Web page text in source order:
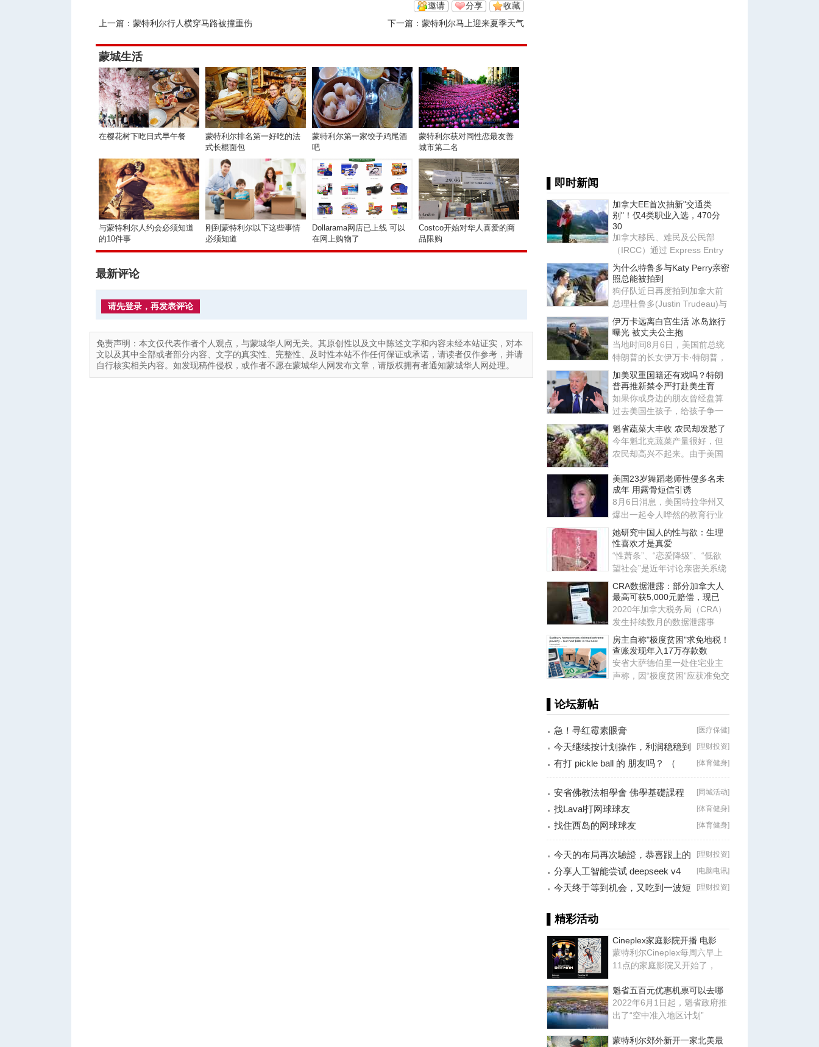
收藏
分享
邀请
上一篇： 蒙特利尔行人横穿马路被撞重伤 下一篇： 蒙特利尔马上迎来夏季天气
蒙城生活
在樱花树下吃日式早午餐
蒙特利尔排名第一好吃的法
式长棍面包
蒙特利尔第一家饺子鸡尾酒
吧
蒙特利尔获对同性恋最友善
城市第二名
与蒙特利尔人约会必须知道
的10件事
刚到蒙特利尔以下这些事情
必须知道
Dollarama网店已上线 可以
在网上购物了
Costco开始对华人喜爱的商
品限购
最新评论
请先登录，再发表评论
免责声明：本文仅代表作者个人观点，与蒙城华人网无关。其原创性以及文中陈述文字和内容未经本站证实，对本
文以及其中全部或者部分内容、文字的真实性、完整性、及时性本站不作任何保证或承诺，请读者仅作参考，并请
自行核实相关内容。如发现稿件侵权，或作者不愿在蒙城华人网发布文章，请版权拥有者通知蒙城华人网处理。
▌即时新闻
加拿大EE首次抽新"交通类
别"！仅4类职业入选，470分
30
加拿大移民、难民及公民部
（IRCC）通过 Express Entry
系统发出新一轮邀请，邀请更
多
为什么特鲁多与Katy Perry亲密
照总能被拍到
狗仔队近日再度拍到加拿大前
总理杜鲁多(Justin Trudeau)与
美国歌手姬蒂派莉(Katy Perr
伊万卡远离白宫生活 冰岛旅行
曝光 被丈夫公主抱
当地时间8月6日，美国前总统
特朗普的长女伊万卡·特朗普，
与丈夫贾里德·库什纳现身冰
加美双重国籍还有戏吗？特朗
普再推新禁令严打赴美生育
如果你或身边的朋友曾经盘算
过去美国生孩子，给孩子争一
本美国护照，那这条路现在正
变
魁省蔬菜大丰收 农民却发愁了
今年魁北克蔬菜产量很好，但
农民却高兴不起来。由于美国
供
美国23岁舞蹈老师性侵多名未
成年 用露骨短信引诱
8月6日消息，美国特拉华州又
爆出一起令人哗然的教育行业
恶性案件，当地一名 23 岁的舞
她研究中国人的性与欲：生理
性喜欢才是真爱
“性萧条”、“恋爱降级”、“低欲
望社会”是近年讨论亲密关系绕
不开的词汇。暗含其中
CRA数据泄露：部分加拿大人
最高可获5,000元赔偿，现已
2020年加拿大税务局（CRA）
发生持续数月的数据泄露事
件，导致数千名加拿大人的私
人信
房主自称"极度贫困"求免地税！
查账发现年入17万存款数
安省大萨德伯里一处住宅业主
声称，因“极度贫困”应获准免交
▌论坛新帖
[医疗保健]
急！寻红霉素眼膏
[理财投资]
今天继续按计划操作，利润稳稳到
手！
[体育健身]
有打 pickle ball 的 朋友吗？ （
Brossard
[同城活动]
安省佛教法相學會 佛學基礎課程
（第二十八
[体育健身]
找Laval打网球球友
[体育健身]
找住西岛的网球球友
[理财投资]
今天的布局再次驗證，恭喜跟上的
朋友！
[电脑电讯]
分享人工智能尝试 deepseek v4
falsh, 据说
[理财投资]
今天终于等到机会，又吃到一波短
▌精彩活动
Cineplex家庭影院开播 电影
蒙特利尔Cineplex每周六早上
11点的家庭影院又开始了，
魁省五百元优惠机票可以去哪
2022年6月1日起，魁省政府推
出了“空中准入地区计划”
蒙特利尔郊外新开一家北美最